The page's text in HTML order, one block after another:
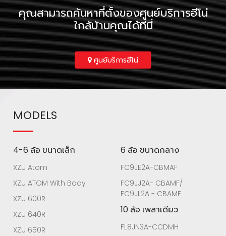
คุณสามารถค้นหาที่ตั้งของศูนย์บริการฮีโน่
ใกล้บ้านคุณได้ที่นี่
ศูนย์บริการฮีโน่
MODELS
4-6 ล้อ ขนาดเล็ก
XZU Atom
XZU ATOM With Body
XZU 600R
XZU 640R
XZU 650R
6 ล้อ ขนาดกลาง
FC9JE2A-CBMAF
FC9JJ2A- CBAMF/
FC9JL2A - CBAMF
10 ล้อ เพลาเดียว
FL8JN3A-CCDMH